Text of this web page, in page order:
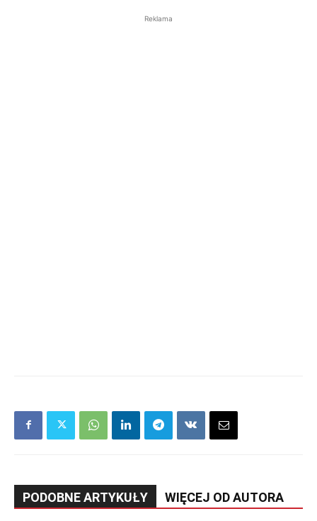
Reklama
PODOBNE ARTYKUŁY WIĘCEJ OD AUTORA